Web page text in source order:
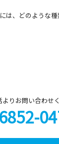
は、どのような
りお問い合わせく